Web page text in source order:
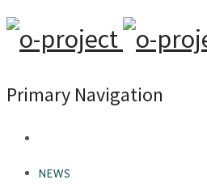
Primary Navigation
NEWS